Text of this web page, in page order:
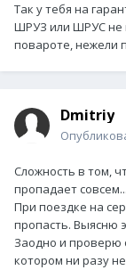
Так у тебя на
ШРУЗ или ШРУС не
повароте, нежели
Dmitriy
Сложность в том,
пропадает совсем...
При поездке на
пропасть. Выясню
Заодно и проверю
котором ни разу